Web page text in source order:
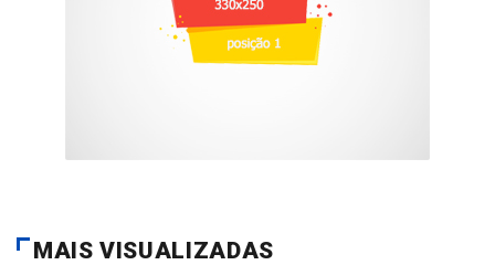
MAIS VISUALIZADAS